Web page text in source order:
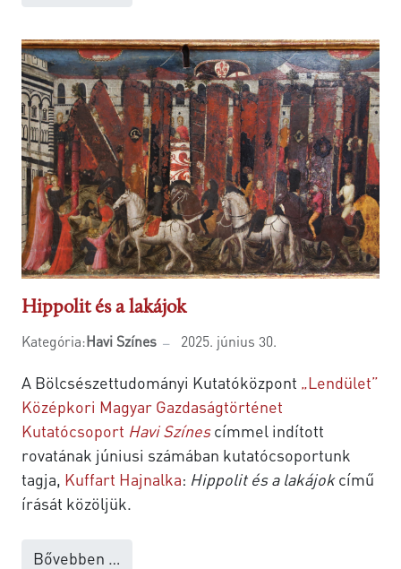
Hippolit és a lakájok
Kategória:Havi Színes 2025. június 30.
A Bölcsészettudományi Kutatóközpont
„Lendület”
Középkori Magyar Gazdaságtörténet
Kutatócsoport Havi Színescímmel indított
rovatának júniusi számában kutatócsoportunk
tagja, Kuffart Hajnalka: Hippolit és a lakájokcímű
írását közöljük.
Bővebben …